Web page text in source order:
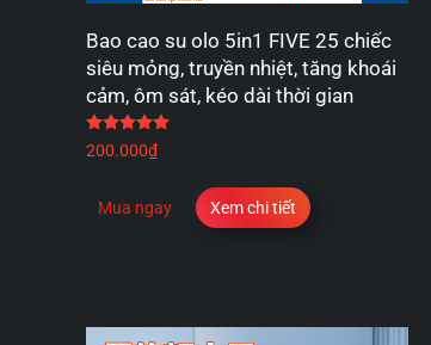
Bao cao su olo 5in1 FIVE 25 chiếc
siêu mỏng, truyền nhiệt, tăng khoái
cảm, ôm sát, kéo dài thời gian
200.000₫
Mua ngay Xem chi tiết